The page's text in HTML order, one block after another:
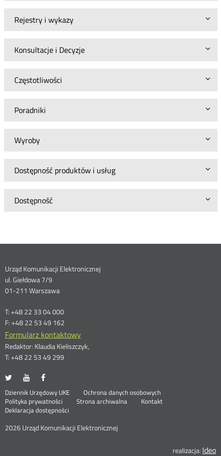
Rejestry i wykazy
Konsultacje i Decyzje
Częstotliwości
Poradniki
Wyroby
Dostępność produktów i usług
Dostępność
Dane
kontaktowe
Urząd Komunikacji Elektronicznej
ul. Giełdowa 7/9
01-211 Warszawa
T: +48 22 33 04 000
F: +48 22 53 49 162
Formularz kontaktowy
Redaktor: Klaudia Kieliszczyk,
T: +48 22 53 49 299
UKE
portalu
Twitter
Otwórz
nowym
oknie
UKE
portalu
Youtube
Otwórz
nowym
oknie
portalu
Facebook
nowym
oknie
Stopka
menu
Dziennik Urzędowy UKE Otwórz
Ochrona danych osobowych
Polityka prywatności
Otwórz
w
oknie
Strona archiwalna
Kontakt
Deklaracja dostępności
2026 Urząd Komunikacji Elektronicznej
realizacja: Ideo